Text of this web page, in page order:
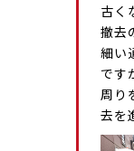
古く
撤去
細い
です
周り
去を